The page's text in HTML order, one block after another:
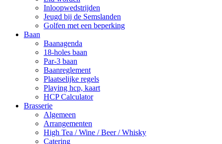
Inloopwedstrijden
Jeugd bij de Semslanden
Golfen met een beperking
Baan
Baanagenda
18-holes baan
Par-3 baan
Baanreglement
Plaatselijke regels
Playing hcp, kaart
HCP Calculator
Brasserie
Algemeen
Arrangementen
High Tea / Wine / Beer / Whisky
Catering